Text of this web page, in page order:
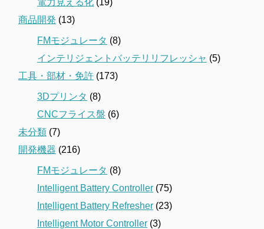
商品開発 (13)
FMモジュレータ (8)
インテリジェントバッテリリフレッシャ (5)
工具・部材・免許 (173)
3Dプリンタ (8)
CNCフライス盤 (6)
未分類 (7)
開発機器 (216)
FMモジュレータ (8)
Intelligent Battery Controller (75)
Intelligent Battery Refresher (23)
Intelligent Motor Controller (3)